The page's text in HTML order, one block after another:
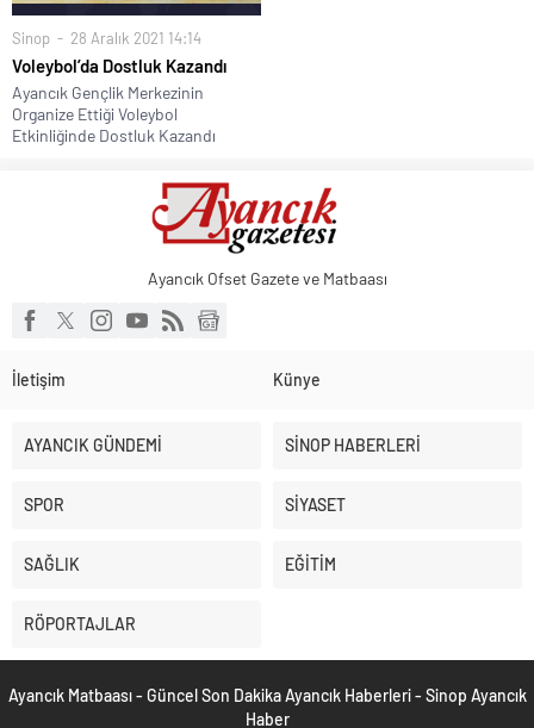
Çalışması
Hastalıktan Ari İşletmelerde Yeni Model Ele Alındı
Kaykay Şampiyonasının Kalbi Osmangazi’de Attı
Ayancık’ta İHA Olduğu Değerlendirilen Cisim Bulundu
Sinop 28 Aralık 2021 14:14
Voleybol’da Dostluk Kazandı
Ayancık Gençlik Merkezinin
Organize Ettiği Voleybol
Etkinliğinde Dostluk Kazandı
Ayancık Ofset Gazete ve Matbaası
İletişim Künye
AYANCIK GÜNDEMİ SİNOP HABERLERİ
SPOR SİYASET
SAĞLIK EĞİTİM
RÖPORTAJLAR
Ayancık Matbaası - Güncel Son Dakika Ayancık Haberleri - Sinop Ayancık
Haber